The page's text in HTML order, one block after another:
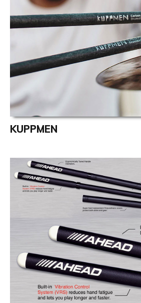
KUPPMEN